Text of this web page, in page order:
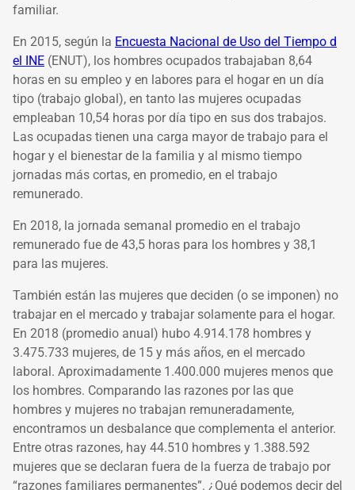
familiar.
En 2015, según la Encuesta Nacional de Uso del Tiempo d
el INE (ENUT), los hombres ocupados trabajaban 8,64
horas en su empleo y en labores para el hogar en un día
tipo (trabajo global), en tanto las mujeres ocupadas
empleaban 10,54 horas por día tipo en sus dos trabajos.
Las ocupadas tienen una carga mayor de trabajo para el
hogar y el bienestar de la familia y al mismo tiempo
jornadas más cortas, en promedio, en el trabajo
remunerado.
En 2018, la jornada semanal promedio en el trabajo
remunerado fue de 43,5 horas para los hombres y 38,1
para las mujeres.
También están las mujeres que deciden (o se imponen) no
trabajar en el mercado y trabajar solamente para el hogar.
En 2018 (promedio anual) hubo 4.914.178 hombres y
3.475.733 mujeres, de 15 y más años, en el mercado
laboral. Aproximadamente 1.400.000 mujeres menos que
los hombres. Comparando las razones por las que
hombres y mujeres no trabajan remuneradamente,
encontramos un desbalance que complementa el anterior.
Entre otras razones, hay 44.510 hombres y 1.388.592
mujeres que se declaran fuera de la fuerza de trabajo por
“razones familiares permanentes”. ¿Qué podemos decir del